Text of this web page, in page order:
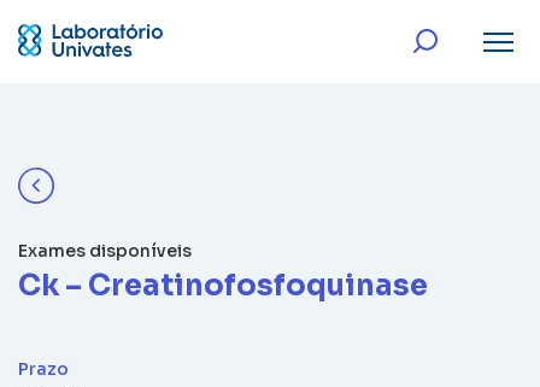
Exames disponíveis
Ck – Creatinofosfoquinase
Prazo